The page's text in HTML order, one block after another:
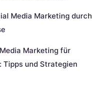
Media Marketing durch
Marketing für
Tipps und Strategien